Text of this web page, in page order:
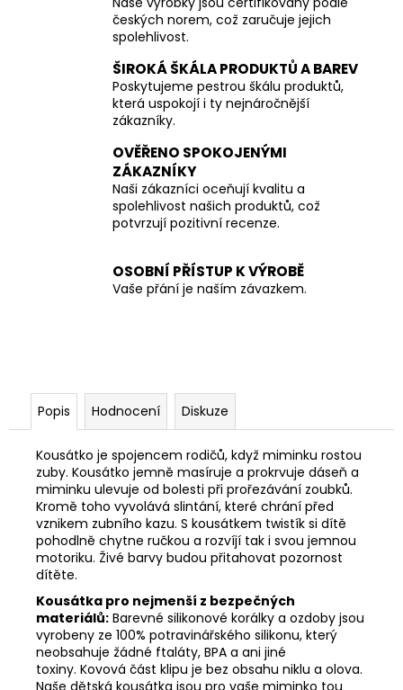
českých norem, což zaručuje jejich
spolehlivost.
ŠIROKÁ ŠKÁLA PRODUKTŮ A BAREV
Poskytujeme pestrou škálu produktů,
která uspokojí i ty nejnáročnější
zákazníky.
OVĚŘENO SPOKOJENÝMI
ZÁKAZNÍKY
Naši zákazníci oceňují kvalitu a
spolehlivost našich produktů, což
potvrzují pozitivní recenze.
OSOBNÍ PŘÍSTUP K VÝROBĚ
Vaše přání je naším závazkem.
Popis Hodnocení Diskuze
Kousátko je spojencem rodičů, když miminku rostou
zuby. Kousátko jemně masíruje a prokrvuje dáseň a
miminku ulevuje od bolesti při prořezávání zoubků.
Kromě toho vyvolává slintání, které chrání před
vznikem zubního kazu. S kousátkem twistík si dítě
pohodlně chytne ručkou a rozvíjí tak i svou jemnou
motoriku. Živé barvy budou přitahovat pozornost
dítěte.
Kousátka pro nejmenší z bezpečných
materiálů: Barevné silikonové korálky a ozdoby jsou
vyrobeny ze 100% potravinářského silikonu, který
neobsahuje žádné ftaláty, BPA a ani jiné
toxiny. Kovová část klipu je bez obsahu niklu a olova.